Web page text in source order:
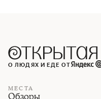
О ЛЮДЯХ И ЕДЕ ОТ
МЕСТА